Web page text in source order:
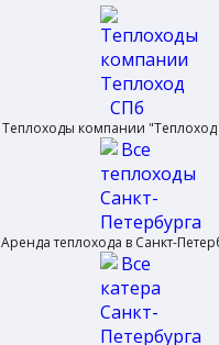
Теплоходы компании
Аренда теплохода в Санкт-